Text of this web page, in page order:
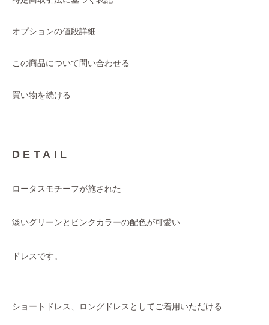
オプションの値段詳細
この商品について問い合わせる
買い物を続ける
DETAIL
ロータスモチーフが施された
淡いグリーンとピンクカラーの配色が可愛い
ドレスです。
ショートドレス、ロングドレスとしてご着用いただける